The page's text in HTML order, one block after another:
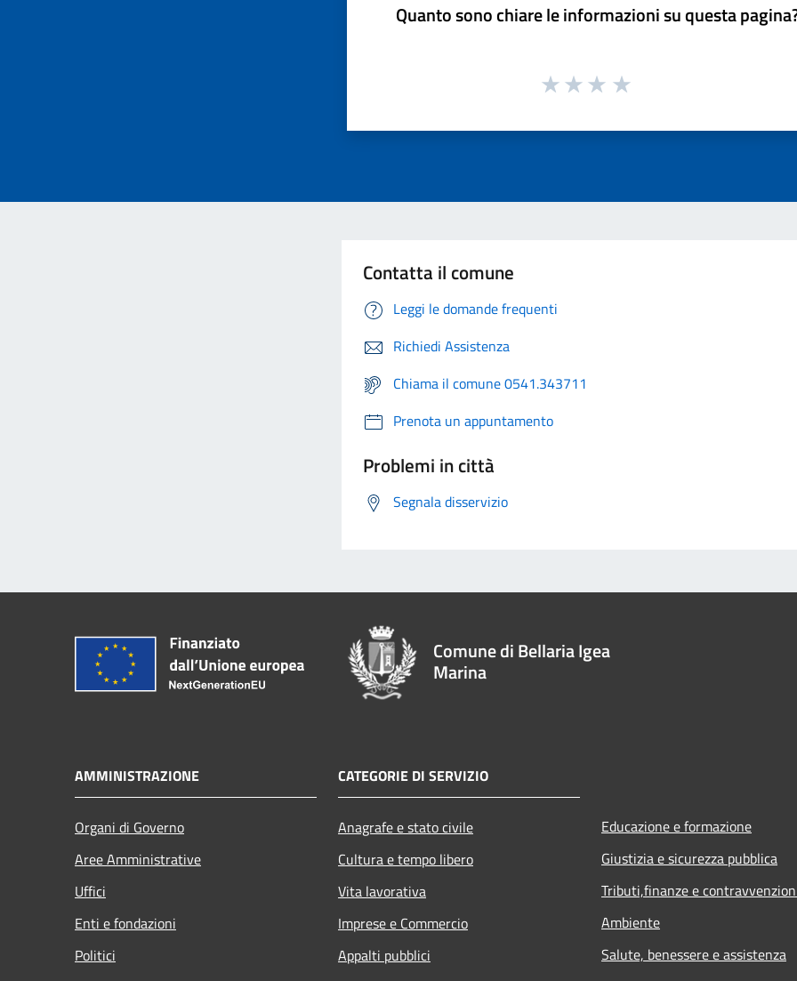
Quanto sono chiare le informazioni su questa
Contatta il comune
Leggi le domande frequenti
Richiedi Assistenza
Chiama il comune 0541.343711
Prenota un appuntamento
Problemi in città
Segnala disservizio
Comune di Bellaria Igea
Marina
AMMINISTRAZIONE
Organi di Governo
Aree Amministrative
Uffici
Enti e fondazioni
Politici
CATEGORIE DI SERVIZIO
Anagrafe e stato civile
Cultura e tempo libero
Vita lavorativa
Imprese e Commercio
Appalti pubblici
Educazione e formazione
Giustizia e sicurezza pubblica
Tributi,finanze e
Ambiente
Salute, benessere e assistenza